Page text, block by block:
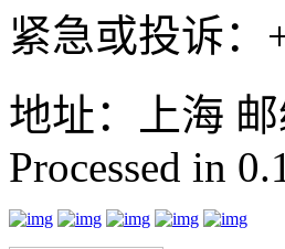
紧急或投诉：
地址：上海 邮
Processed in